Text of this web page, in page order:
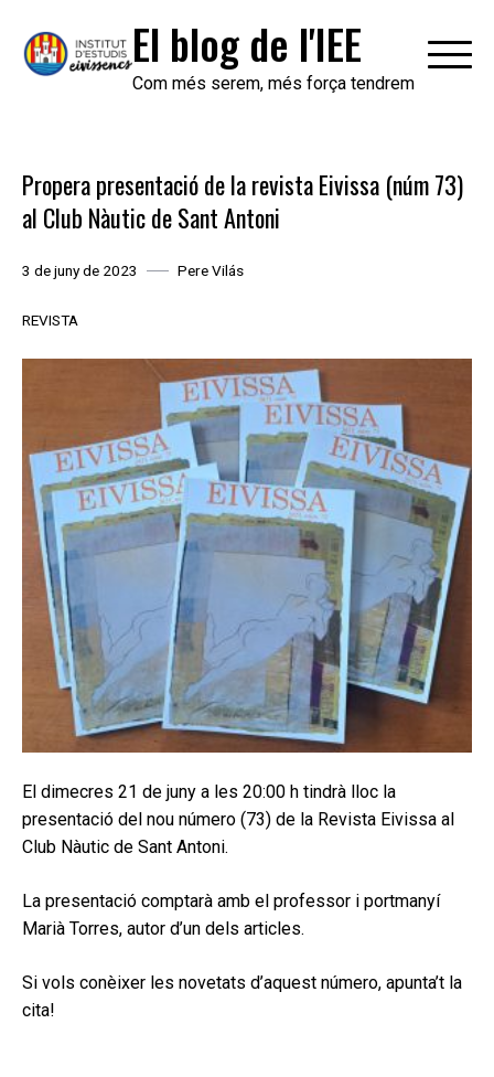
content
El blog de l'IEE
Com més serem, més força tendrem
Propera presentació de la revista Eivissa (núm 73)
al Club Nàutic de Sant Antoni
3 de juny de 2023 Pere Vilás
REVISTA
El dimecres 21 de juny a les 20:00 h tindrà lloc la
presentació del nou número (73) de la Revista Eivissa al
Club Nàutic de Sant Antoni.
La presentació comptarà amb el professor i portmanyí
Marià Torres, autor d’un dels articles.
Si vols conèixer les novetats d’aquest número, apunta’t la
cita!